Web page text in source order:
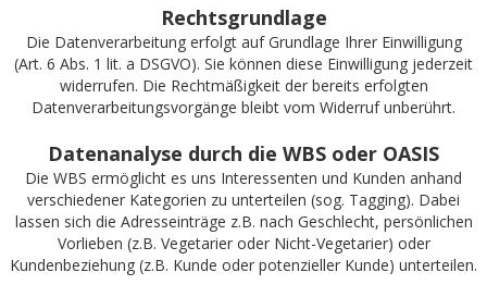
Rechtsgrundlage
Die Datenverarbeitung erfolgt auf Grundlage Ihrer Einwilligung
(Art. 6 Abs. 1 lit. a DSGVO). Sie können diese Einwilligung jederzeit
widerrufen. Die Rechtmäßigkeit der bereits erfolgten
Datenverarbeitungsvorgänge bleibt vom Widerruf unberührt.
Datenanalyse durch die WBS oder OASIS
Die WBS ermöglicht es uns Interessenten und Kunden anhand
verschiedener Kategorien zu unterteilen (sog. Tagging). Dabei
lassen sich die Adresseinträge z.B. nach Geschlecht, persönlichen
Vorlieben (z.B. Vegetarier oder Nicht-Vegetarier) oder
Kundenbeziehung (z.B. Kunde oder potenzieller Kunde) unterteilen.